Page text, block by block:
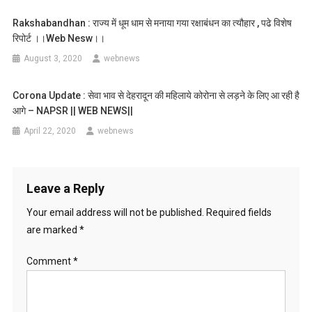
Rakshabandhan : राज्य में धूम धाम से मनाया गया रक्षाबंधन का त्यौहार , पढे विशेष
रिपोर्ट ।।web Nesw।।
August 3, 2020 webnews
Corona Update : सेवा भाव से देहरादून की महिलाये कोरोना से लड़ने के लिए आ रही है
आगे – NAPSR || WEB NEWS||
April 22, 2020 webnews
Leave a Reply
Your email address will not be published.
Required fields
are marked *
Comment*